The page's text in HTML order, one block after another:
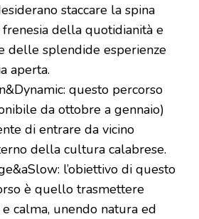
staccare la spina
della quotidianità e
delle splendide esperienze
aperta.
questo percorso
da ottobre a gennaio)
di entrare da vicino
della cultura calabrese.
l’obiettivo di questo
è quello trasmettere
calma, unendo natura ed